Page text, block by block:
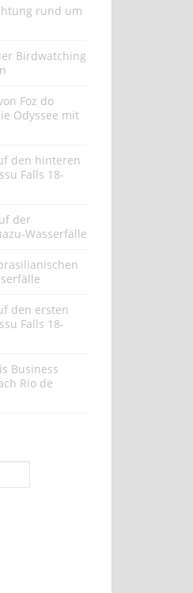
rund um
Birdwatching
Foz do
Odyssee mit
den hinteren
Falls 18-
der
Wasserfälle
den ersten
Falls 18-
Business
Rio de